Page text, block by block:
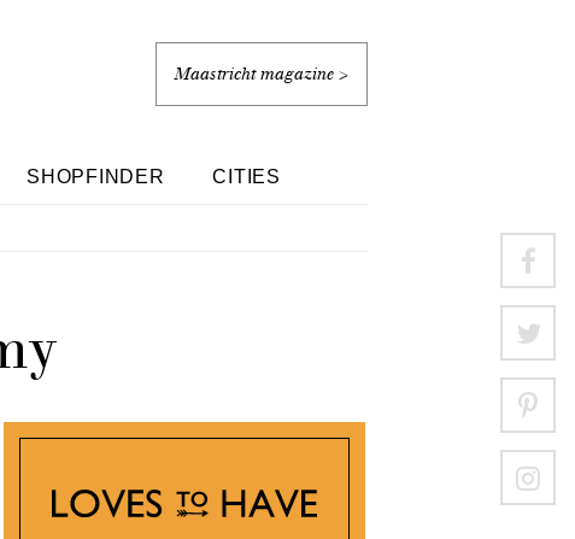
Maastricht magazine >
SHOPFINDER CITIES